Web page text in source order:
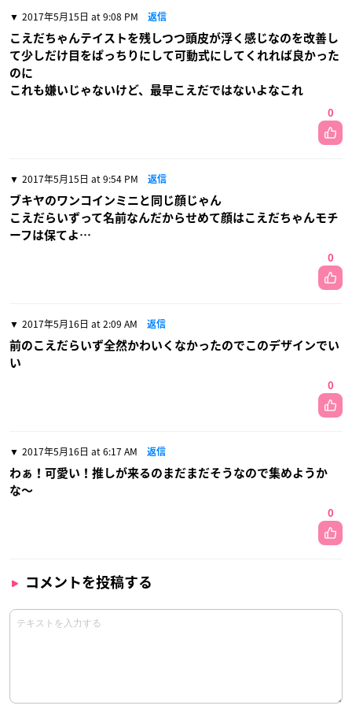
2017年5月15日 at 9:08 PM 返信
こえだちゃんテイストを残しつつ頭皮が浮く感じなのを改善し
て少しだけ目をぱっちりにして可動式にしてくれれば良かった
のに
これも嫌いじゃないけど、最早こえだではないよなこれ
0
2017年5月15日 at 9:54 PM 返信
ブキヤのワンコインミニと同じ顔じゃん
こえだらいずって名前なんだからせめて顔はこえだちゃんモチ
ーフは保てよ…
0
2017年5月16日 at 2:09 AM 返信
前のこえだらいず全然かわいくなかったのでこのデザインでい
い
0
2017年5月16日 at 6:17 AM 返信
わぁ！可愛い！推しが来るのまだまだそうなので集めようか
な〜
0
コメントを投稿する